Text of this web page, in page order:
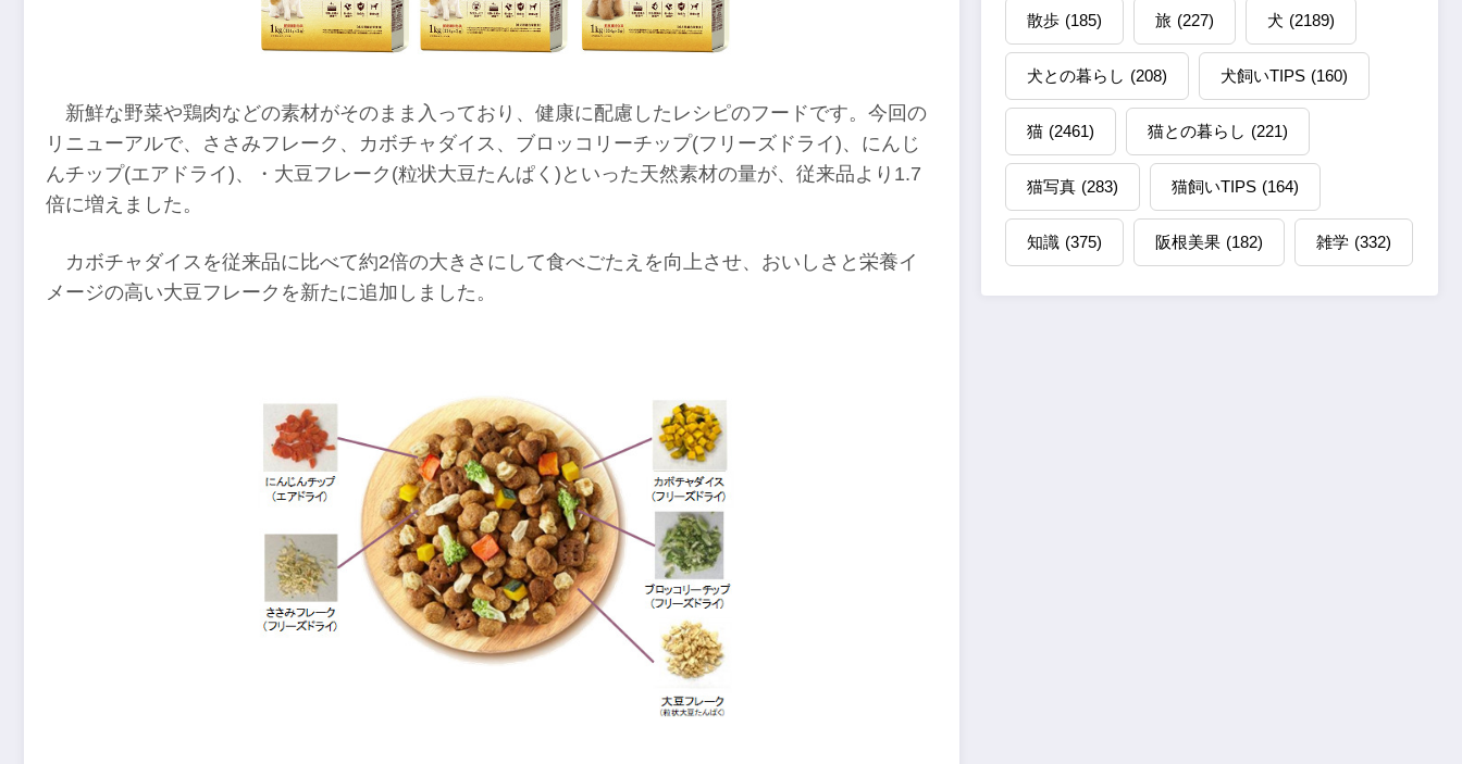
新鮮な野菜や鶏肉などの素材がそのまま入っており、健康に配慮したレシピのフードです。今回の
リニューアルで、ささみフレーク、カボチャダイス、ブロッコリーチップ(フリーズドライ)、にんじ
んチップ(エアドライ)、・大豆フレーク(粒状大豆たんぱく)といった天然素材の量が、従来品より1.7
倍に増えました。
カボチャダイスを従来品に比べて約2倍の大きさにして食べごたえを向上させ、おいしさと栄養イ
メージの高い大豆フレークを新たに追加しました。
散歩 (185) 旅 (227) 犬 (2189)
犬との暮らし (208) 犬飼いTIPS (160)
猫 (2461) 猫との暮らし (221)
猫写真 (283) 猫飼いTIPS (164)
知識 (375) 阪根美果 (182) 雑学 (332)